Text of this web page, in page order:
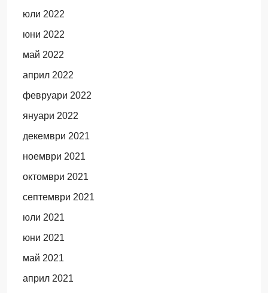
юли 2022
юни 2022
май 2022
април 2022
февруари 2022
януари 2022
декември 2021
ноември 2021
октомври 2021
септември 2021
юли 2021
юни 2021
май 2021
април 2021